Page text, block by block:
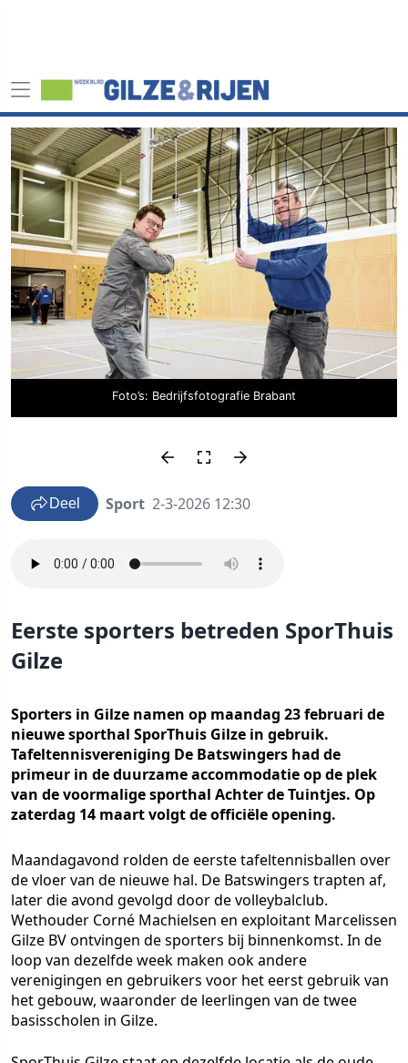
Foto’s: Bedrijfsfotografie Brabant
Deel Sport 2-3-2026 12:30
Eerste sporters betreden SporThuis
Gilze
Sporters in Gilze namen op maandag 23 februari de
nieuwe sporthal SporThuis Gilze in gebruik.
Tafeltennisvereniging De Batswingers had de
primeur in de duurzame accommodatie op de plek
van de voormalige sporthal Achter de Tuintjes. Op
zaterdag 14 maart volgt de officiële opening.
Maandagavond rolden de eerste tafeltennisballen over
de vloer van de nieuwe hal. De Batswingers trapten af,
later die avond gevolgd door de volleybalclub.
Wethouder Corné Machielsen en exploitant Marcelissen
Gilze BV ontvingen de sporters bij binnenkomst. In de
loop van dezelfde week maken ook andere
verenigingen en gebruikers voor het eerst gebruik van
het gebouw, waaronder de leerlingen van de twee
basisscholen in Gilze.